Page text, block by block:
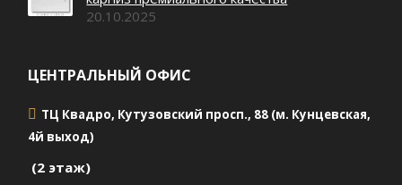
20.10.2025
ЦЕНТРАЛЬНЫЙ ОФИС
ТЦ Квадро, Кутузовский просп., 88 (м. Кунцевская,
4й выход)
(2 этаж)